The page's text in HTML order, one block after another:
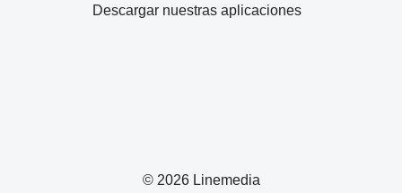
© 2026 Linemedia
Descargar nuestras aplicaciones